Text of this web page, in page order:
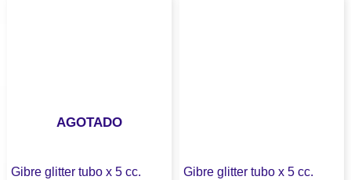
AGOTADO
Gibre glitter tubo x 5 cc.
Gibre glitter tubo x 5 cc.